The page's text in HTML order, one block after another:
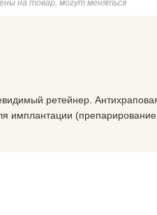
на товар, могут меняться
ретейнер.
(препарирование